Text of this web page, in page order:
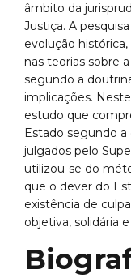
âmbito da
Justiça. A
evolução
nas teorias sobre
segundo a
implicações.
estudo que
Estado segundo a
julgados pelo
utilizou-se do
que o dever do
existência de
objetiva, solidária